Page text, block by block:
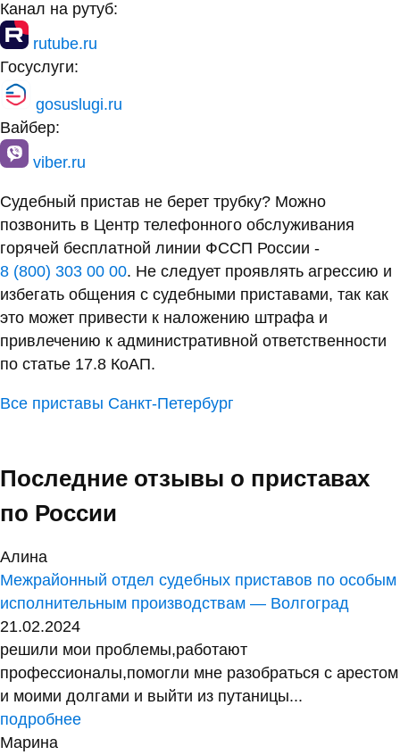
Канал на рутуб:
rutube.ru
Госуслуги:
gosuslugi.ru
Вайбер:
viber.ru
Судебный пристав не берет трубку? Можно
позвонить в Центр телефонного обслуживания
горячей бесплатной линии ФССП России -
8 (800) 303 00 00. Не следует проявлять агрессию и
избегать общения с судебными приставами, так как
это может привести к наложению штрафа и
привлечению к административной ответственности
по статье 17.8 КоАП.
Все приставы Санкт-Петербург
Последние отзывы о приставах
по России
Алина
Межрайонный отдел судебных приставов по особым
исполнительным производствам — Волгоград
21.02.2024
решили мои проблемы,работают
профессионалы,помогли мне разобраться с арестом
и моими долгами и выйти из путаницы...
подробнее
Марина